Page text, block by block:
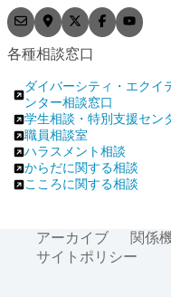
各種相談窓口
ダイバーシティ・エクイ
ンター相談窓口
学生相談・特別支援セン
職員相談室
ハラスメント相談
からだに関する相談
こころに関する相談
アーカイブ
関係
サイトポリシー